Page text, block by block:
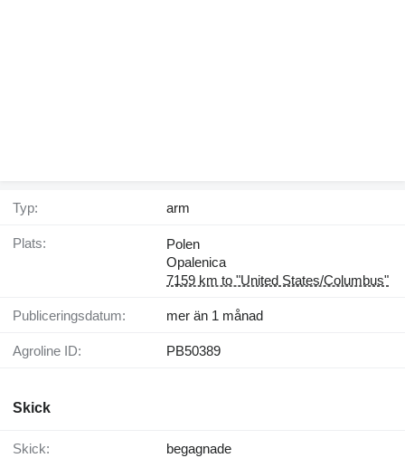
Typ: arm
Plats:
Polen
Opalenica
7159 km to "United States/Columbus"
Publiceringsdatum: mer än 1 månad
Agroline ID: PB50389
Skick
Skick: begagnade